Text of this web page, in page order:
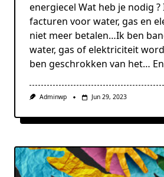
energiecel Wat heb je nodig
facturen voor water, gas en
niet meer betalen…Ik ben
water, gas of elektriciteit
ben geschrokken van het…
Adminwp Jun 29, 2023